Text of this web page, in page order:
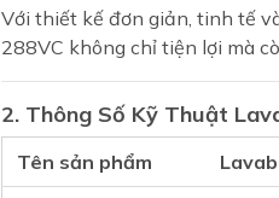
Với thiết kế đơn giản, tinh tế
288VC không chỉ tiện lợi mà
2. Thông Số Kỹ Thuật
Tên sản phẩm